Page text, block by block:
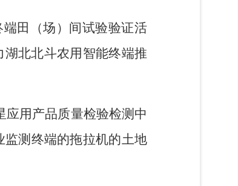
田（场）间试验验证活
北北斗农用智能终端推
应用产品质量检验检测中
测终端的拖拉机的土地